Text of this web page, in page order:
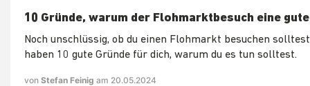
10 Gründe, warum der Flohmarktbesuch eine
Noch unschlüssig, ob du einen Flohmarkt besuchen
haben 10 gute Gründe für dich, warum du es tun solltest.
von Stefan Feinig am 20.05.2024